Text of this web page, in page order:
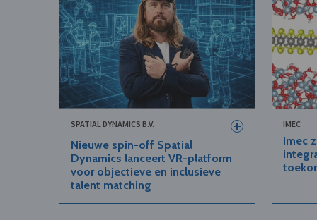
SPATIAL DYNAMICS B.V.
Nieuwe spin-off Spatial
Dynamics lanceert VR-platform
voor objectieve en inclusieve
talent matching
IMEC
Imec